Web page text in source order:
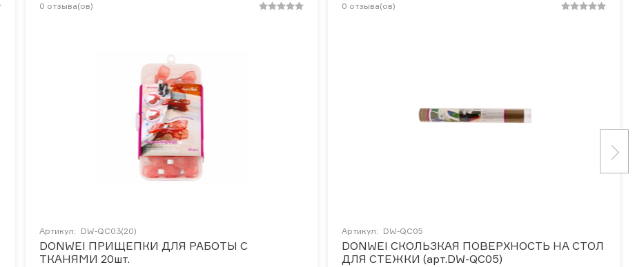
0 отзыва(ов)
Артикул: DW-QC03(20)
DONWEI ПРИЩЕПКИ ДЛЯ РАБОТЫ С
ТКАНЯМИ 20шт.
0 отзыва(ов)
Артикул: DW-QC05
DONWEI СКОЛЬЗКАЯ ПОВЕРХНОСТЬ НА СТОЛ
ДЛЯ СТЕЖКИ (арт.DW-QC05)